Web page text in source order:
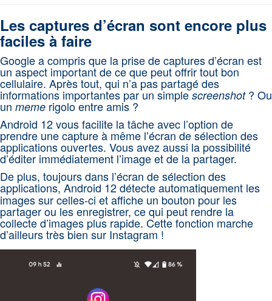
Les captures d’écran sont encore plus
faciles à faire
Google a compris que la prise de captures d’écran est
un aspect important de ce que peut offrir tout bon
cellulaire. Après tout, qui n’a pas partagé des
informations importantes par un simplescreenshot? Ou
un meme rigolo entre amis ?
Android 12 vous facilite la tâche avec l’option de
prendre une capture à même l’écran de sélection des
applications ouvertes. Vous avez aussi la possibilité
d’éditer immédiatement l’image et de la partager.
De plus, toujours dans l’écran de sélection des
applications, Android 12 détecte automatiquement les
images sur celles-ci et affiche un bouton pour les
partager ou les enregistrer, ce qui peut rendre la
collecte d’images plus rapide. Cette fonction marche
d’ailleurs très bien sur Instagram !